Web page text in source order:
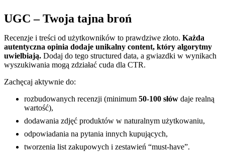
UGC – Twoja tajna broń
Recenzje i treści od użytkowników to prawdziwe złoto. Każda
autentyczna opinia dodaje unikalny content, który algorytmy
uwielbiają. Dodaj do tego structured data, a gwiazdki w wynikach
wyszukiwania mogą zdziałać cuda dla CTR.
Zachęcaj aktywnie do:
rozbudowanych recenzji (minimum 50-100 słów daje realną
wartość),
dodawania zdjęć produktów w naturalnym użytkowaniu,
odpowiadania na pytania innych kupujących,
tworzenia list zakupowych i zestawień “must-have”.